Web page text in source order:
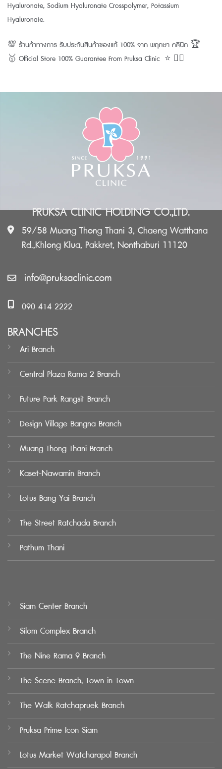
Hyaluronate, Sodium Hyaluronate Crosspolymer, Potassium
Hyaluronate.
💯 ร้านค้าทางการ รับประกันสินค้าของแท้ 100% จาก พฤกษา คลินิก 🏆
🥇 Official Store 100% Guarantee From Pruksa Clinic ⭐️ 👨‍⚕️
PRUKSA CLINIC HOLDING CO.,LTD.
59/58 Muang Thong Thani 3, Chaeng Watthana
Rd.,Khlong Klua, Pakkret, Nonthaburi 11120
info@pruksaclinic.com
090 414 2222
BRANCHES
Ari Branch
Central Plaza Rama 2 Branch
Future Park Rangsit Branch
Design Village Bangna Branch
Muang Thong Thani Branch
Kaset-Nawamin Branch
Lotus Bang Yai Branch
The Street Ratchada Branch
Pathum Thani
Siam Center Branch
Silom Complex Branch
The Nine Rama 9 Branch
The Scene Branch, Town in Town
The Walk Ratchapruek Branch
Pruksa Prime Icon Siam
Lotus Market Watcharapol Branch